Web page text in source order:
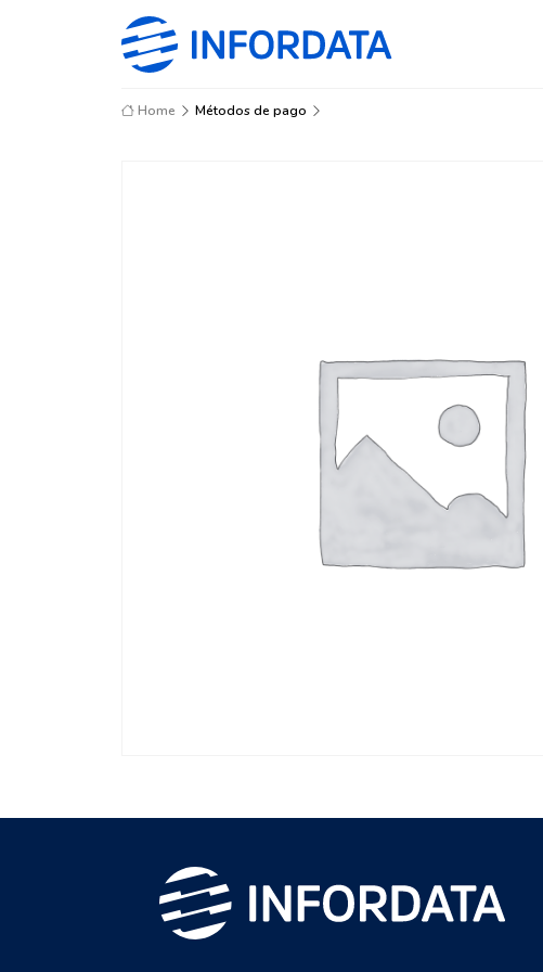
Home Métodos de pago